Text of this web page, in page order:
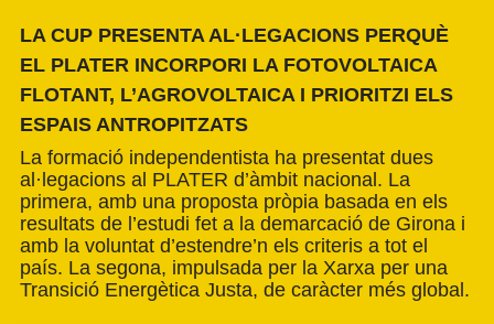
LA CUP PRESENTA AL·LEGACIONS PERQUÈ
EL PLATER INCORPORI LA FOTOVOLTAICA
FLOTANT, L’AGROVOLTAICA I PRIORITZI ELS
ESPAIS ANTROPITZATS
La formació independentista ha presentat dues
al·legacions al PLATER d’àmbit nacional. La
primera, amb una proposta pròpia basada en els
resultats de l’estudi fet a la demarcació de Girona i
amb la voluntat d’estendre’n els criteris a tot el
país. La segona, impulsada per la Xarxa per una
Transició Energètica Justa, de caràcter més global.